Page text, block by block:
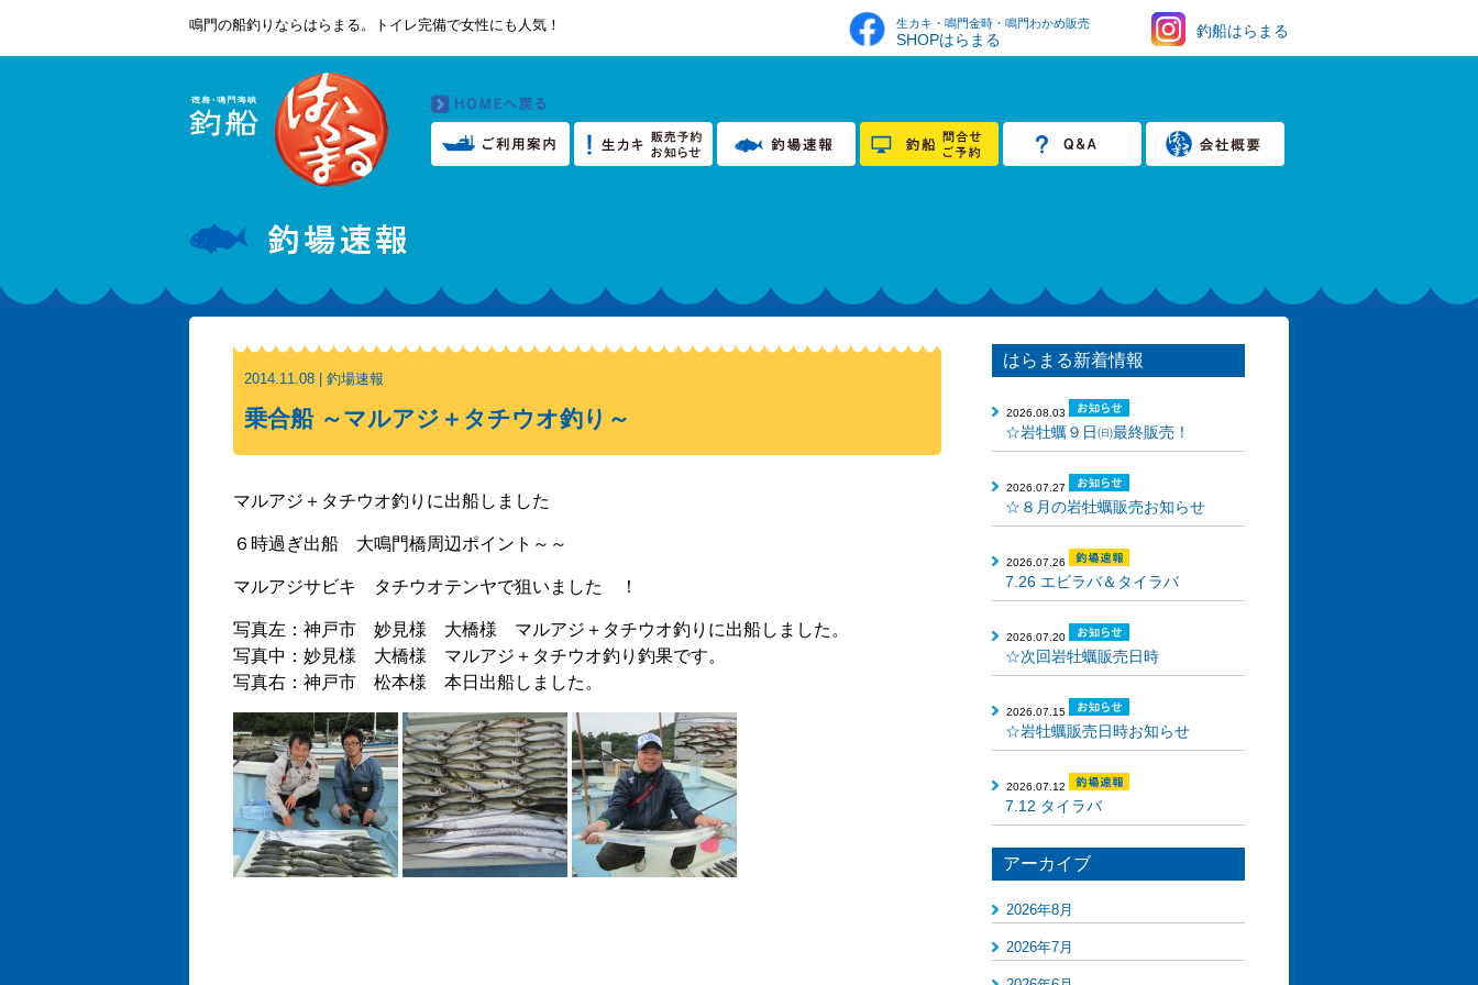
鳴門の船釣りならはらまる。トイレ完備で女性にも人気！ 生カキ・鳴門金時・鳴門わかめ販売
SHOPはらまる 釣船はらまる
2014.11.08 | 釣場速報
乗合船 ～マルアジ＋タチウオ釣り～
マルアジ＋タチウオ釣りに出船しました
６時過ぎ出船 大鳴門橋周辺ポイント～～
マルアジサビキ タチウオテンヤで狙いました ！
写真左：神戸市 妙見様 大橋様 マルアジ＋タチウオ釣りに出船しました。
写真中：妙見様 大橋様 マルアジ＋タチウオ釣り釣果です。
写真右：神戸市 松本様 本日出船しました。
はらまる新着情報
2026.08.03
☆岩牡蠣９日㈰最終販売！
2026.07.27
☆８月の岩牡蠣販売お知らせ
2026.07.26
7.26 エビラバ＆タイラバ
2026.07.20
☆次回岩牡蠣販売日時
2026.07.15
☆岩牡蠣販売日時お知らせ
2026.07.12
7.12 タイラバ
アーカイブ
2026年8月
2026年7月